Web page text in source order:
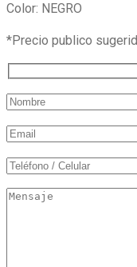
Color: NEGRO
*Precio publico